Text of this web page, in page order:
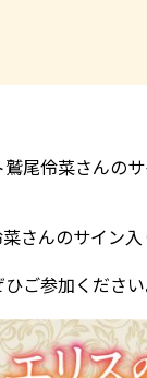
尾伶菜さんの
さんのサイン
ご参加ください